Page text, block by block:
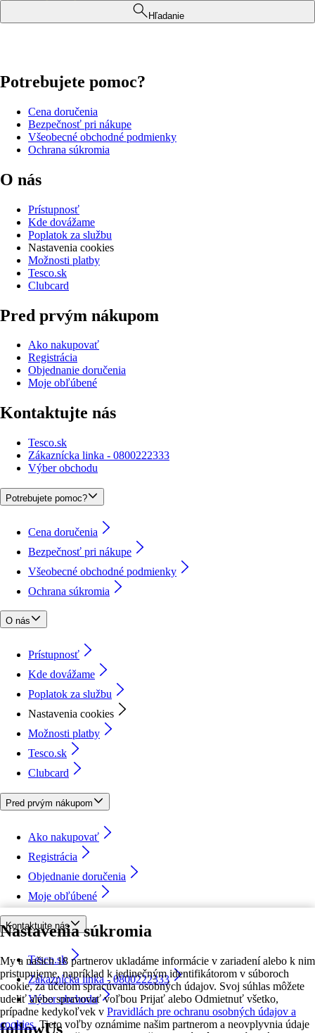
Nastavenia súkromia
My a našich 18 partnerov ukladáme informácie v zariadení alebo k nim
pristupujeme, napríklad k jedinečným identifikátorom v súboroch
cookie, za účelom spracúvania osobných údajov. Svoj súhlas môžete
udeliť alebo spravovať voľbou Prijať alebo Odmietnuť všetko,
prípadne kedykoľvek v Pravidlách pre ochranu osobných údajov a
cookies. Tieto voľby oznámime našim partnerom a neovplyvnia údaje
Hľadanie
Potrebujete pomoc?
Cena doručenia
Bezpečnosť pri nákupe
Všeobecné obchodné podmienky
Ochrana súkromia
O nás
Prístupnosť
Kde dovážame
Poplatok za službu
Nastavenia cookies
Možnosti platby
Tesco.sk
Clubcard
Pred prvým nákupom
Ako nakupovať
Registrácia
Objednanie doručenia
Moje obľúbené
Kontaktujte nás
Tesco.sk
Zákaznícka linka - 0800222333
Výber obchodu
Potrebujete pomoc?
Cena doručenia
Bezpečnosť pri nákupe
Všeobecné obchodné podmienky
Ochrana súkromia
O nás
Prístupnosť
Kde dovážame
Poplatok za službu
Nastavenia cookies
Možnosti platby
Tesco.sk
Clubcard
Pred prvým nákupom
Ako nakupovať
Registrácia
Objednanie doručenia
Moje obľúbené
Kontaktujte nás
Tesco.sk
Zákaznícka linka - 0800222333
Výber obchodu
followUs